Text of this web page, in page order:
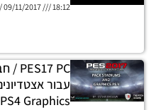
09/11/2017 18:12
PS4 Graphics